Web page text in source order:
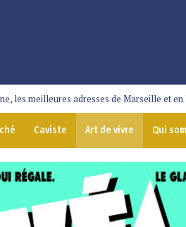
les meilleures adresses de Marseille et en
Caviste Art de vivre Qui